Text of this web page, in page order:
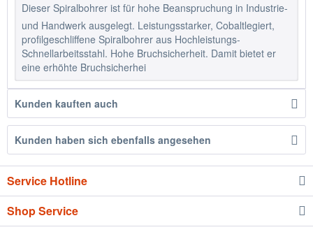
Dieser Spiralbohrer ist für hohe Beanspruchung in Industrie-
und Handwerk ausgelegt. Leistungsstarker, Cobaltlegiert,
profilgeschliffene Spiralbohrer aus Hochleistungs-
Schnellarbeitsstahl. Hohe Bruchsicherheit. Damit bietet er
eine erhöhte Bruchsicherhei
Kunden kauften auch
Kunden haben sich ebenfalls angesehen
Service Hotline
Shop Service